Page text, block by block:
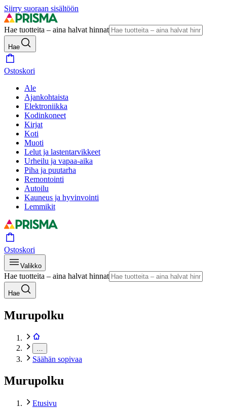
Siirry suoraan sisältöön
Hae tuotteita – aina halvat hinnat
Hae
Ostoskori
Ale
Ajankohtaista
Elektroniikka
Kodinkoneet
Kirjat
Koti
Muoti
Lelut ja lastentarvikkeet
Urheilu ja vapaa-aika
Piha ja puutarha
Remontointi
Autoilu
Kauneus ja hyvinvointi
Lemmikit
Ostoskori
Valikko
Hae tuotteita – aina halvat hinnat
Hae
Murupolku
Säähän sopivaa
Murupolku
Etusivu